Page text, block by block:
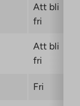
Att bli
fri
Att bli
fri
Fri